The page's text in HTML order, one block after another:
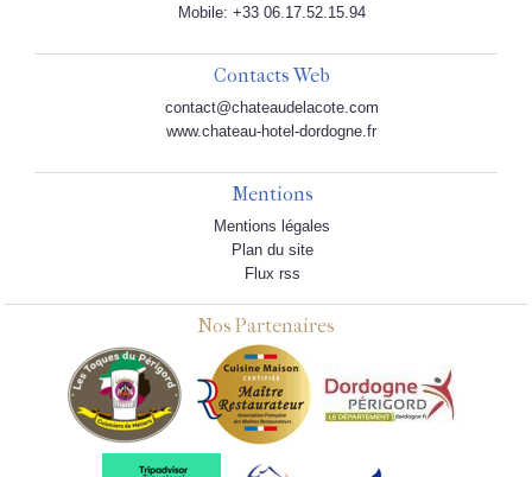
Mobile: +33 06.17.52.15.94
Contacts Web
contact@chateaudelacote.com
www.chateau-hotel-dordogne.fr
Mentions
Mentions légales
Plan du site
Flux rss
Nos Partenaires